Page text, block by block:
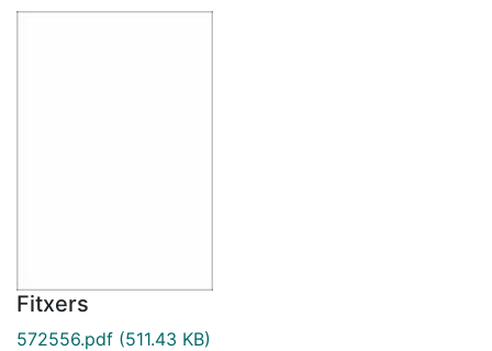
Fitxers
572556.pdf (511.43 KB)